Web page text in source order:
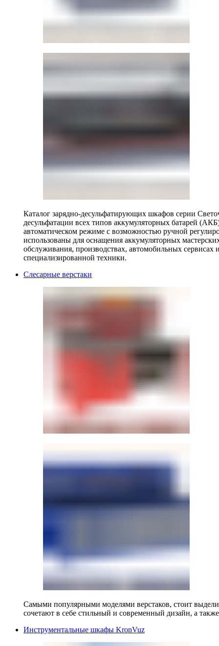
Каталог зарядно-десульфатирующих шкафов серии
десульфатации всех типов аккумуляторных батарей
автоматическом режиме с возможностью ручной
использованы для оснащения аккумуляторных
обслуживания, производствах, автомобильных
специализированной техники.
Слесарные верстаки
Самыми популярными моделями верстаков, стоит
сочетают в себе стильный и современный дизайн, а
Инструментальные шкафы KronVuz